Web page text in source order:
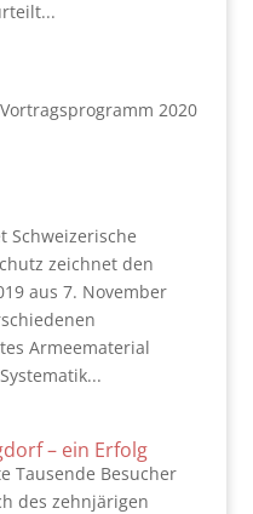
2020
Schweizerische
zeichnet den
aus 7. November
Armeematerial
– ein Erfolg
Tausende Besucher
des zehnjärigen